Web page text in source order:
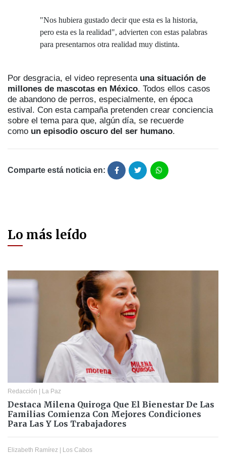
"Nos hubiera gustado decir que esta es la historia,
pero esta es la realidad", advierten con estas palabras
para presentarnos otra realidad muy distinta.
Por desgracia, el video representa una situación de
millones de mascotas en México. Todos ellos casos
de abandono de perros, especialmente, en época
estival. Con esta campaña pretenden crear conciencia
sobre el tema para que, algún día, se recuerde
como un episodio oscuro del ser humano.
Comparte está noticia en:
Lo más leído
Redacción | La Paz
Destaca Milena Quiroga Que El Bienestar De Las
Familias Comienza Con Mejores Condiciones
Para Las Y Los Trabajadores
Elizabeth Ramírez | Los Cabos